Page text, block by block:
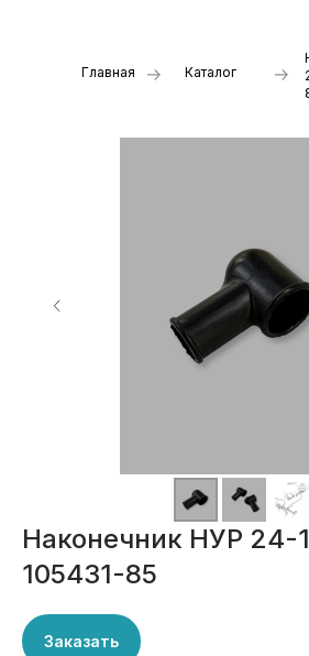
Главная Каталог
Наконечник НУР 24-
105431-85
Заказать